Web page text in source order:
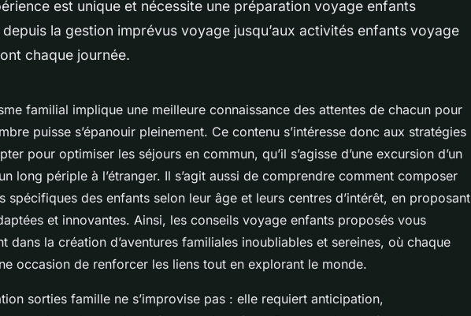
est unique et nécessite une préparation voyage enfants
la gestion imprévus voyage jusqu’aux activités enfants voyage
chaque journée.
familial implique une meilleure connaissance des attentes de chacun pour
puisse s’épanouir pleinement. Ce contenu s’intéresse donc aux stratégies
pour optimiser les séjours en commun, qu’il s’agisse d’une excursion d’un
long périple à l’étranger. Il s’agit aussi de comprendre comment composer
spécifiques des enfants selon leur âge et leurs centres d’intérêt, en proposant
et innovantes. Ainsi, les conseils voyage enfants proposés vous
dans la création d’aventures familiales inoubliables et sereines, où chaque
occasion de renforcer les liens tout en explorant le monde.
sorties famille ne s’improvise pas : elle requiert anticipation,